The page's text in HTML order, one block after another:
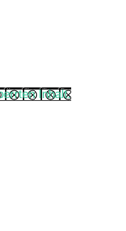
Inhalt.